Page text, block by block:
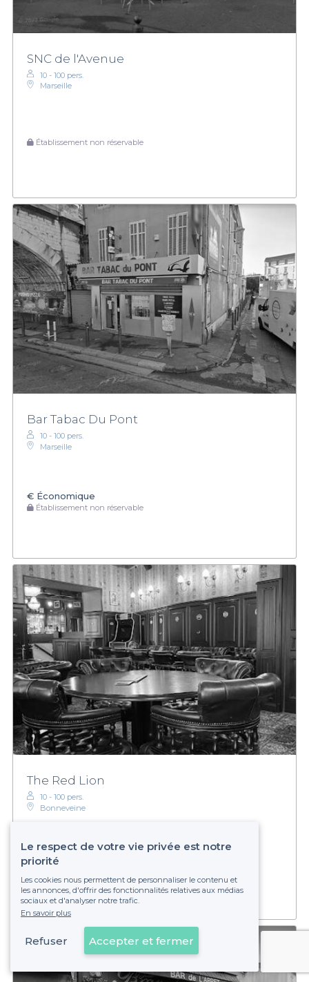
SNC de l'Avenue
10 - 100 pers.
Marseille
Établissement non réservable
Bar Tabac Du Pont
10 - 100 pers.
Marseille
€ Économique
Établissement non réservable
The Red Lion
10 - 100 pers.
Bonneveine
Établissement non réservable
Voir sur la carte
Le respect de votre vie privée est notre
priorité
Les cookies nous permettent de personnaliser le contenu et
les annonces, d'offrir des fonctionnalités relatives aux médias
sociaux et d'analyser notre trafic.
En savoir plus
Refuser Accepter et fermer